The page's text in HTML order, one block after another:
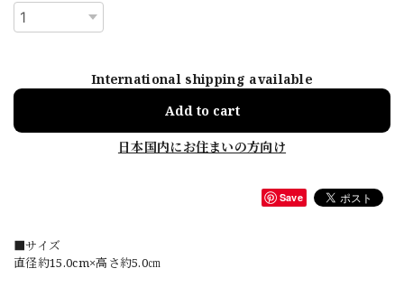
International shipping available
Add to cart
日本国内にお住まいの方向け
Save
■サイズ
直径約15.0cm×高さ約5.0㎝